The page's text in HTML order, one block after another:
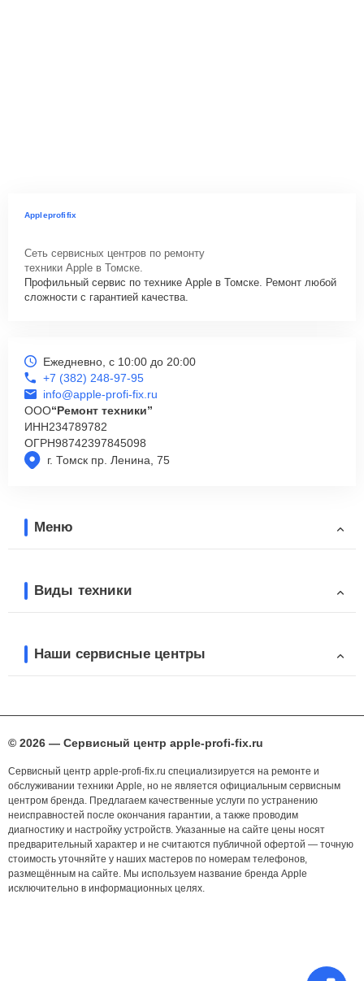
Appleprofifix
Сеть сервисных центров по ремонту
техники Apple в Томске.
Профильный сервис по технике Apple в Томске. Ремонт любой
сложности с гарантией качества.
г. Томск пр. Ленина, 75
Ежедневно, с 10:00 до 20:00
+7 (382) 248-97-95
info@apple-profi-fix.ru
ООО“Ремонт техники”
ИНН234789782
ОГРН98742397845098
Меню
Виды техники
Наши сервисные центры
© 2026 — Сервисный центр apple-profi-fix.ru
Сервисный центр apple-profi-fix.ru специализируется на ремонте и
обслуживании техники Apple, но не является официальным сервисным
центром бренда. Предлагаем качественные услуги по устранению
неисправностей после окончания гарантии, а также проводим
диагностику и настройку устройств. Указанные на сайте цены носят
предварительный характер и не считаются публичной офертой — точную
стоимость уточняйте у наших мастеров по номерам телефонов,
размещённым на сайте. Мы используем название бренда Apple
исключительно в информационных целях.